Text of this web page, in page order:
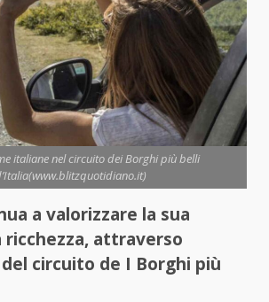
italiane nel circuito dei Borghi più belli
a valorizzare la sua
attraverso
del circuito de I Borghi più